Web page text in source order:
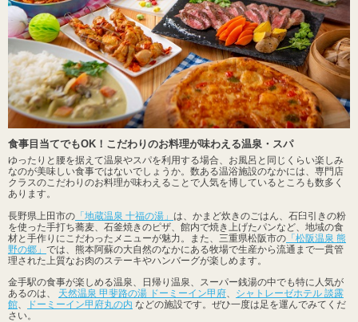
食事目当てでもOK！こだわりのお料理が味わえる温泉・スパ
ゆったりと腰を据えて温泉やスパを利用する場合、お風呂と同じくらい楽しみ
なのが美味しい食事ではないでしょうか。数ある温浴施設のなかには、専門店
クラスのこだわりのお料理が味わえることで人気を博しているところも数多く
あります。
長野県上田市の 「地蔵温泉 十福の湯」 は、かまど炊きのごはん、石臼引きの粉
を使った手打ち蕎麦、石釜焼きのピザ、館内で焼き上げたパンなど、地域の食
材と手作りにこだわったメニューが魅力。また、三重県松阪市の 「松阪温泉 熊
野の郷」 では、熊本阿蘇の大自然のなかにある牧場で生産から流通まで一貫管
理された上質なお肉のステーキやハンバーグが楽しめます。
金手駅の食事が楽しめる温泉、日帰り温泉、スーパー銭湯の中でも特に人気が
あるのは、 天然温泉 甲斐路の湯 ドーミーイン甲府
シャトレーゼホテル 談露
館
ドーミーイン甲府丸の内 などの施設です。ぜひ一度は足を運んでみてくだ
さい。